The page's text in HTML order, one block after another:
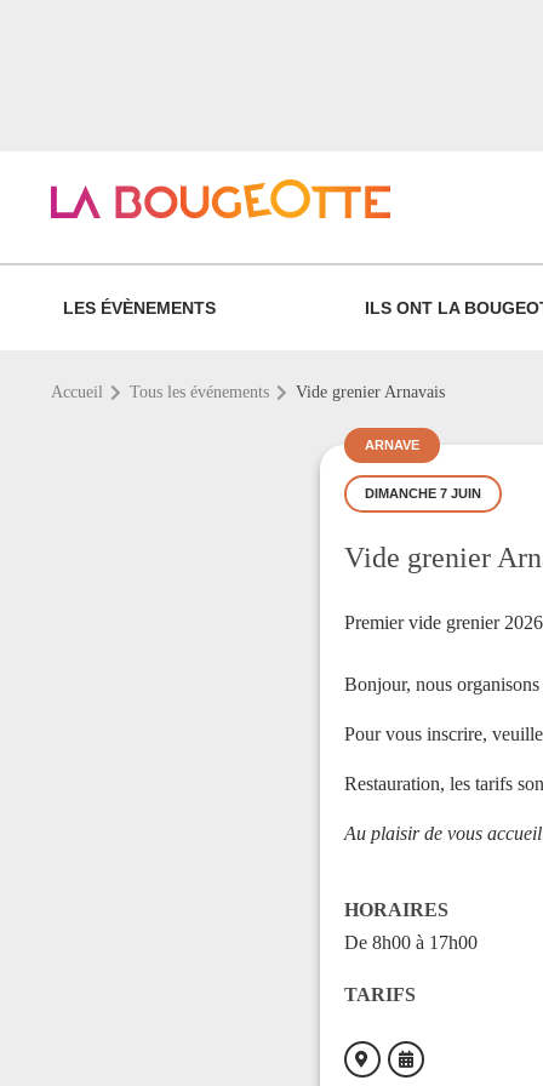
LES ÉVÈNEMENTS ILS ONT LA
Accueil Tous les événements Vide grenier Arnavais
ARNAVE
DIMANCHE 7 JUIN
Vide grenier
Premier vide grenier
Bonjour, nous
Pour vous inscrire,
Restauration, les tarifs
Au plaisir de vous
HORAIRES
De 8h00 à 17h00
TARIFS